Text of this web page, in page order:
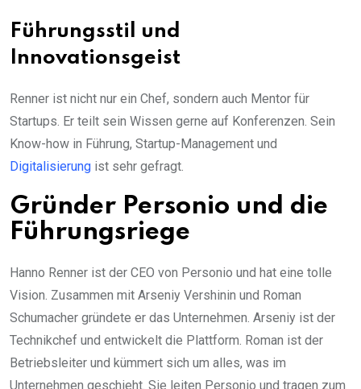
Führungsstil und
Innovationsgeist
Renner ist nicht nur ein Chef, sondern auch Mentor für
Startups. Er teilt sein Wissen gerne auf Konferenzen. Sein
Know-how in Führung, Startup-Management und
Digitalisierung ist sehr gefragt.
Gründer Personio und die
Führungsriege
Hanno Renner ist der CEO von Personio und hat eine tolle
Vision. Zusammen mit Arseniy Vershinin und Roman
Schumacher gründete er das Unternehmen. Arseniy ist der
Technikchef und entwickelt die Plattform. Roman ist der
Betriebsleiter und kümmert sich um alles, was im
Unternehmen geschieht. Sie leiten Personio und tragen zum